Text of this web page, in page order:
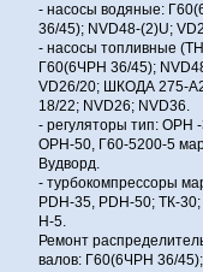
- насосы водяные:
36/45); NVD48-(2)U;
- насосы топливные
Г60(6ЧРН 36/45);
VD26/20; ШКОДА 275-
18/22; NVD26; NVD36.
- регуляторы тип: ОРН
ОРН-50, Г60-5200-5
Вудворд.
- турбокомпрессоры
PDH-35, PDH-50; ТК-
Н-5.
Ремонт
валов: Г60(6ЧРН 36/